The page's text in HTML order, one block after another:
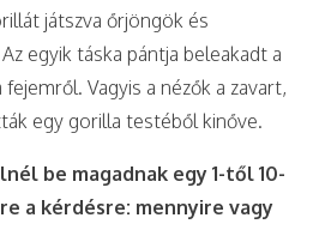
játszva őrjöngök és
egyik táska pántja beleakadt a
Vagyis a nézők a zavart,
egy gorilla testéből kinőve.
be magadnak egy 1-től 10-
a kérdésre: mennyire vagy